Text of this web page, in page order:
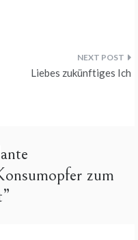
Liebes zukünftiges Ich
zum
”